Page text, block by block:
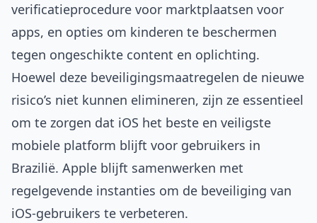
verificatieprocedure voor marktplaatsen voor
apps, en opties om kinderen te beschermen
tegen ongeschikte content en oplichting.
Hoewel deze beveiligingsmaatregelen de nieuwe
risico’s niet kunnen elimineren, zijn ze essentieel
om te zorgen dat iOS het beste en veiligste
mobiele platform blijft voor gebruikers in
Brazilië. Apple blijft samenwerken met
regelgevende instanties om de beveiliging van
iOS-gebruikers te verbeteren.